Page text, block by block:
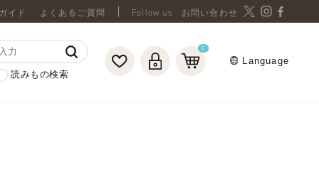
イド よくあるご質問 お問い合わせ
読みもの検索
0
Language